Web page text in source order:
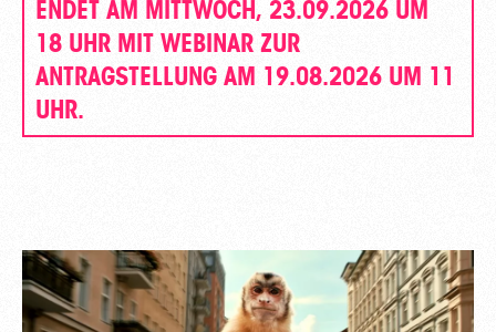
ENDET AM MITTWOCH, 23.09.2026 UM
18 UHR MIT WEBINAR ZUR
ANTRAGSTELLUNG AM 19.08.2026 UM 11
UHR.